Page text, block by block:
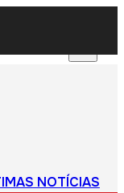
NOTÍCIAS